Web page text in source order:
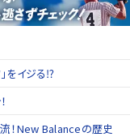
をイジる⁉
流！New Balanceの歴史